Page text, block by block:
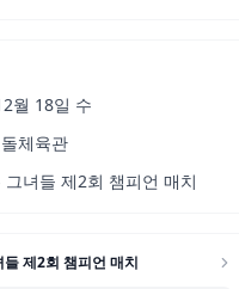
월 18일 수
체육관
그녀들 제2회 챔피언 매치
제2회 챔피언 매치